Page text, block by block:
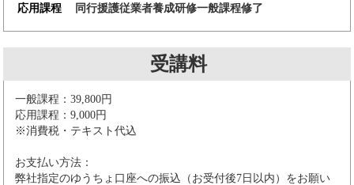
応用課程
同行援護従業者養成研修一般課程修了
受講料
一般課程：39,800円
応用課程：9,000円
※消費税・テキスト代込
お支払い方法：
弊社指定のゆうちょ口座への振込（お受付後7日以内）をお願い